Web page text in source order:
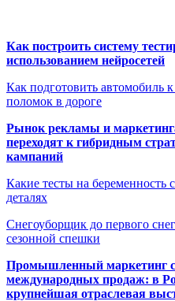
Как построить систему
использованием нейросетей
Как подготовить автомобиль
поломок в дороге
Рынок рекламы и
переходят к гибридным
кампаний
Какие тесты на беременность
деталях
Снегоуборщик до первого
сезонной спешки
Промышленный маркетинг
международных продаж: в
крупнейшая отраслевая